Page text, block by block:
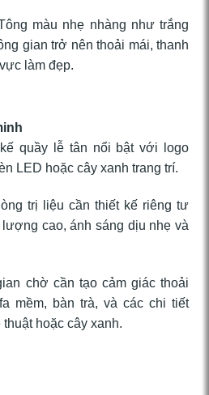
màu nhẹ nhàng như trắng
gian trở nên thoải mái, thanh
làm đẹp.
quầy lễ tân nổi bật với logo
LED hoặc cây xanh trang trí.
trị liệu cần thiết kế riêng tư
cao, ánh sáng dịu nhẹ và
chờ cần tạo cảm giác thoải
mềm, bàn trà, và các chi tiết
hoặc cây xanh.